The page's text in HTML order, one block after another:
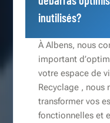
inutilisés?
À Albens, nous
important
votre espace de
Recyclage , nous
transformer vos
fonctionnelles et